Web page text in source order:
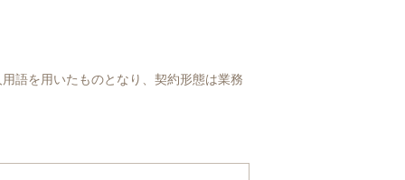
語を用いたものとなり、契約形態は業務